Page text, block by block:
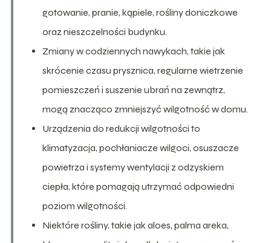
gotowanie, pranie, kąpiele, rośliny doniczkowe
oraz nieszczelności budynku.
Zmiany w codziennych nawykach, takie jak
skrócenie czasu prysznica, regularne wietrzenie
pomieszczeń i suszenie ubrań na zewnątrz,
mogą znacząco zmniejszyć wilgotność w domu.
Urządzenia do redukcji wilgotności to
klimatyzacja, pochłaniacze wilgoci, osuszacze
powietrza i systemy wentylacji z odzyskiem
ciepła, które pomagają utrzymać odpowiedni
poziom wilgotności.
Niektóre rośliny, takie jak aloes, palma areka,